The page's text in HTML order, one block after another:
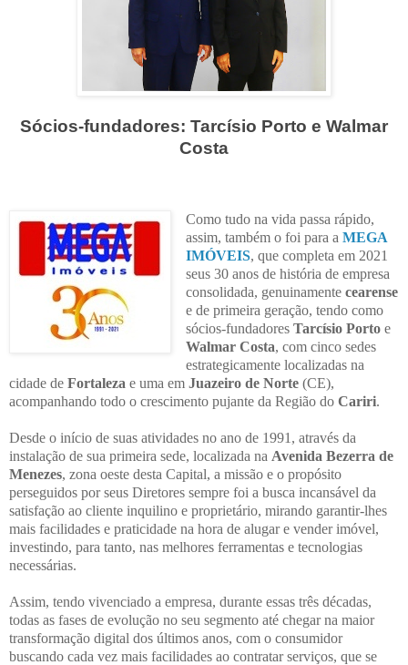
Sócios-fundadores: Tarcísio Porto e Walmar
Costa
Como tudo na vida passa rápido,
assim, também o foi para a MEGA
IMÓVEIS, que completa em 2021
seus 30 anos de história de empresa
consolidada, genuinamente cearense
e de primeira geração, tendo como
sócios-fundadores Tarcísio Portoe
Walmar Costa, com cinco sedes
estrategicamente localizadas na
cidade de Fortaleza e uma em Juazeiro de Norte (CE),
acompanhando todo o crescimento pujante da Região do Cariri.
Desde o início de suas atividades no ano de 1991, através da
instalação de sua primeira sede, localizada na Avenida Bezerra de
Menezes, zona oeste desta Capital, a missão e o propósito
perseguidos por seus Diretores sempre foi a busca incansável da
satisfação ao cliente inquilino e proprietário, mirando garantir-lhes
mais facilidades e praticidade na hora de alugar e vender imóvel,
investindo, para tanto, nas melhores ferramentas e tecnologias
necessárias.
Assim, tendo vivenciado a empresa, durante essas três décadas,
todas as fases de evolução no seu segmento até chegar na maior
transformação digital dos últimos anos, com o consumidor
buscando cada vez mais facilidades ao contratar serviços, que se